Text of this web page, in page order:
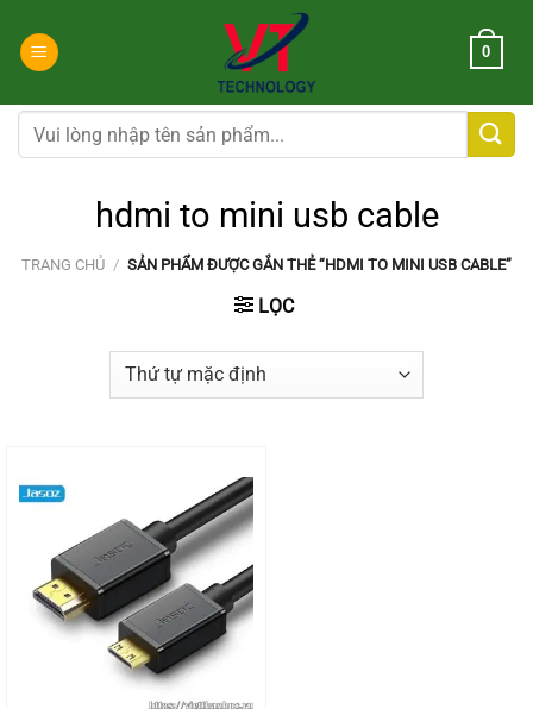
đến
dung
0
Tìm
kiếm:
hdmi to mini usb cable
TRANG CHỦ / SẢN PHẨM ĐƯỢC GẮN THẺ “HDMI TO MINI USB CABLE”
LỌC